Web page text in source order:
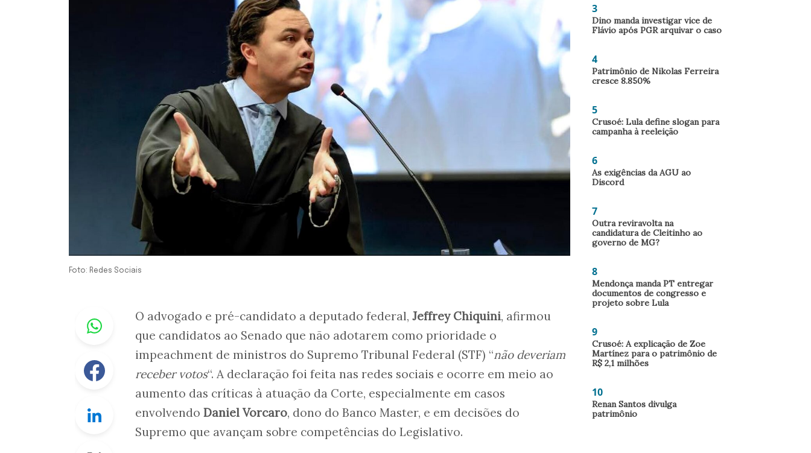
Foto: Redes Sociais
Whastapp
Facebook
O advogado e pré-candidato a deputado federal, Jeffrey Chiquini, afirmou
que candidatos ao Senado que não adotarem como prioridade o
impeachment de ministros do Supremo Tribunal Federal (STF) “não deveriam
receber votos“. A declaração foi feita nas redes sociais e ocorre em meio ao
aumento das críticas à atuação da Corte, especialmente em casos
envolvendo Daniel Vorcaro, dono do Banco Master, e em decisões do
Supremo que avançam sobre competências do Legislativo.
3
Dino manda investigar vice de
Flávio após PGR arquivar o caso
4
Patrimônio de Nikolas Ferreira
cresce 8.850%
5
Crusoé: Lula define slogan para
campanha à reeleição
6
As exigências da AGU ao
Discord
7
Outra reviravolta na
candidatura de Cleitinho ao
governo de MG?
8
Mendonça manda PT entregar
documentos de congresso e
projeto sobre Lula
9
Crusoé: A explicação de Zoe
Martínez para o patrimônio de
R$ 2,1 milhões
10
Renan Santos divulga
patrimônio